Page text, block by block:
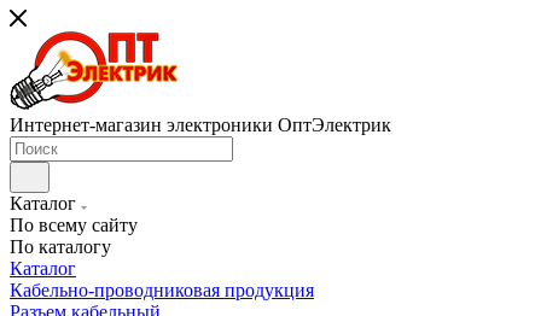
Интернет-магазин электроники ОптЭлектрик
Каталог
По всему сайту
По каталогу
Каталог
Кабельно-проводниковая продукция
Разъем кабельный